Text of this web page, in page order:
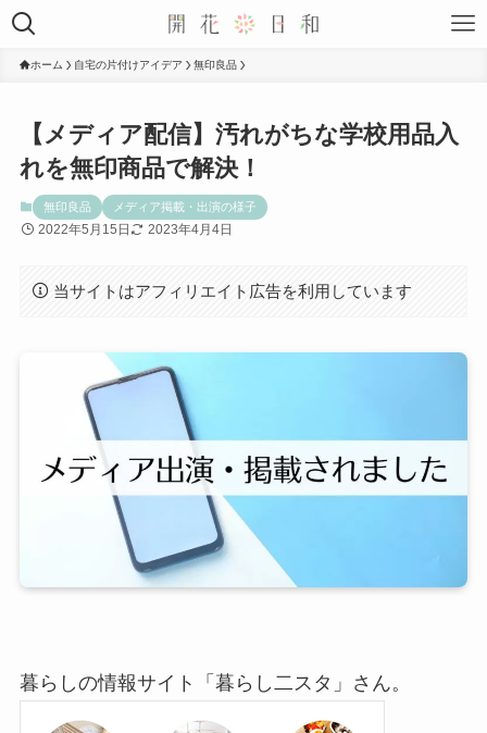
ホーム 自宅の片付けアイデア 無印良品
【メディア配信】汚れがちな学校用品入
れを無印商品で解決！
無印良品 メディア掲載・出演の様子
2022年5月15日 2023年4月4日
当サイトはアフィリエイト広告を利用しています
暮らしの情報サイト「暮らし二スタ」さん。